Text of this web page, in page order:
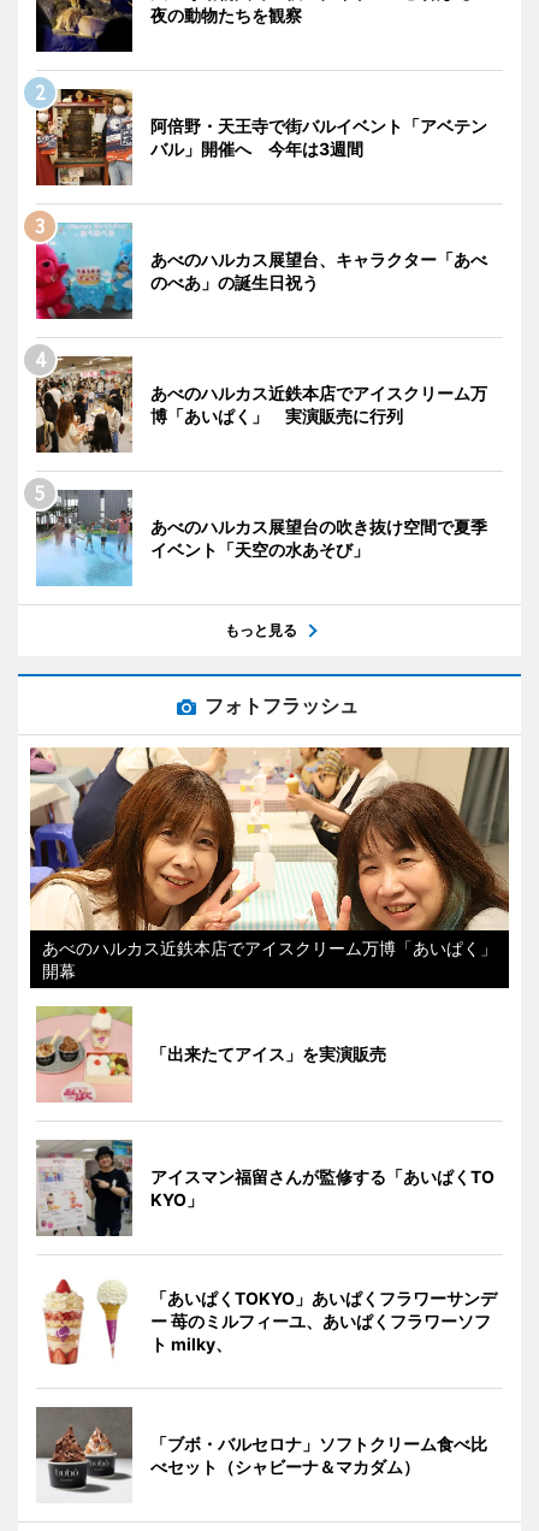
夜の動物たちを観察
阿倍野・天王寺で街バルイベント「アベテン
バル」開催へ 今年は3週間
あべのハルカス展望台、キャラクター「あべ
のべあ」の誕生日祝う
あべのハルカス近鉄本店でアイスクリーム万
博「あいぱく」 実演販売に行列
あべのハルカス展望台の吹き抜け空間で夏季
イベント「天空の水あそび」
もっと見る
フォトフラッシュ
あべのハルカス近鉄本店でアイスクリーム万博「あいぱく」
開幕
「出来たてアイス」を実演販売
アイスマン福留さんが監修する「あいぱくTO
KYO」
「あいぱくTOKYO」あいぱくフラワーサンデ
ー 苺のミルフィーユ、あいぱくフラワーソフ
ト milky、
「ブボ・バルセロナ」ソフトクリーム食べ比
べセット（シャビーナ＆マカダム）